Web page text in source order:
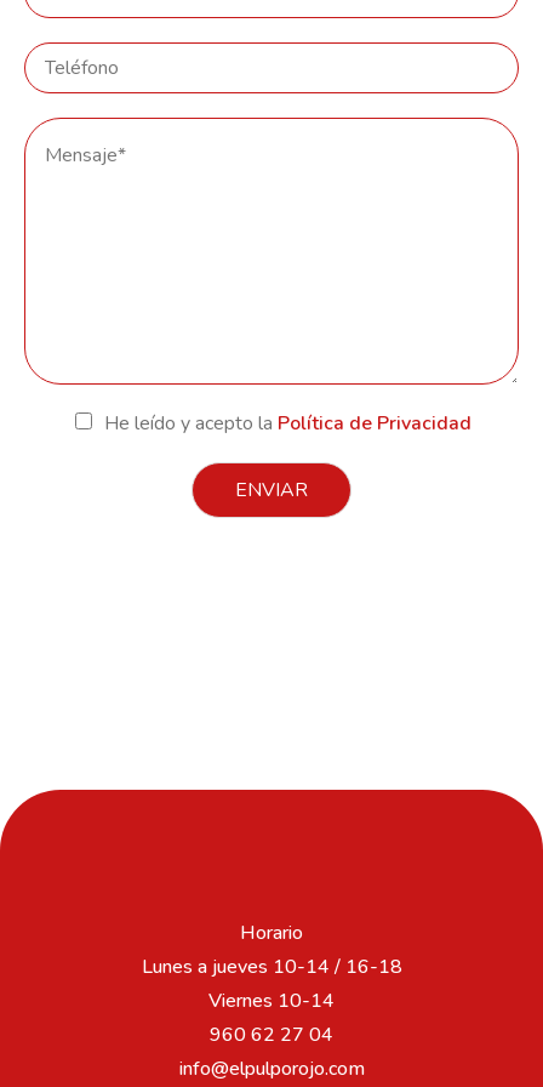
He leído y acepto la Política de Privacidad
ENVIAR
Horario
Lunes a jueves 10-14 / 16-18
Viernes 10-14
960 62 27 04
info@elpulporojo.com